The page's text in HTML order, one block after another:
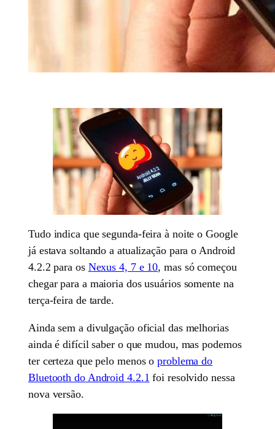
Tudo indica que segunda-feira à noite o Google
já estava soltando a atualização para o Android
4.2.2 para os Nexus 4, 7 e 10, mas só começou
chegar para a maioria dos usuários somente na
terça-feira de tarde.
Ainda sem a divulgação oficial das melhorias
ainda é difícil saber o que mudou, mas podemos
ter certeza que pelo menos oproblema do
Bluetooth do Android 4.2.1 foi resolvido nessa
nova versão.